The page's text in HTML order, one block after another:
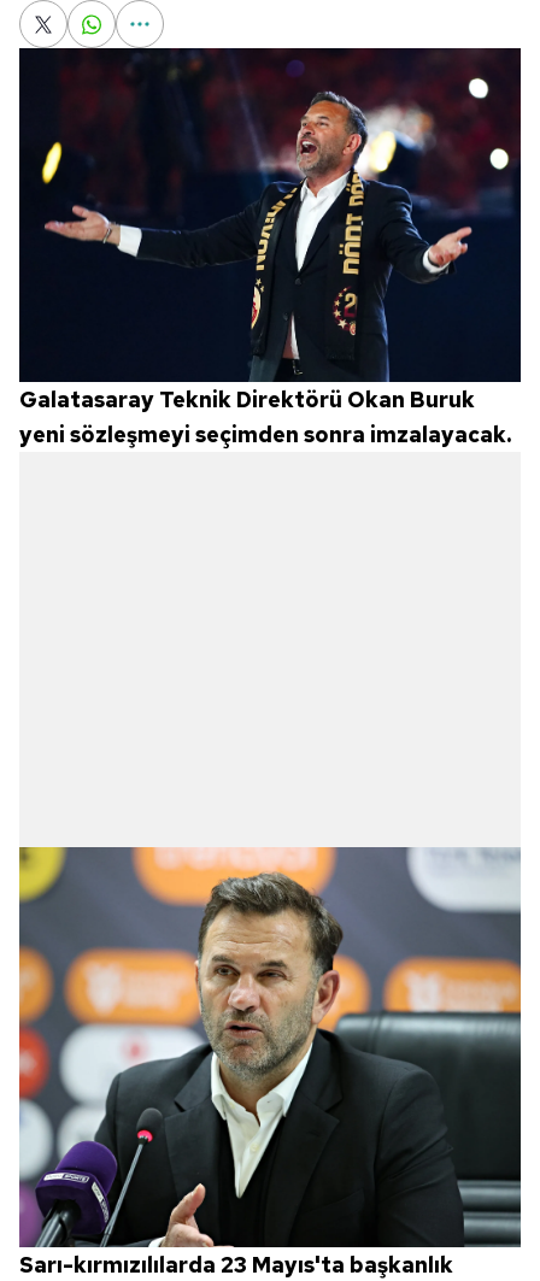
Galatasaray Teknik Direktörü Okan Buruk
yeni sözleşmeyi seçimden sonra imzalayacak.
Sarı-kırmızılılarda 23 Mayıs'ta başkanlık